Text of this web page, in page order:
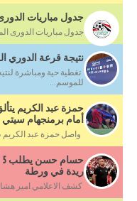
جدول مباريات الدورى
جدول مباريات الدورى المصرى 2026
نتيجة قرعة الدوري
تغطية حية ومباشرة
للموسم...
حمزة عبد الكريم
أمام برمنجهام سيتي
واصل حمزة عبد الكريم
ريدة في ورطة
كشف الاعلامي امير